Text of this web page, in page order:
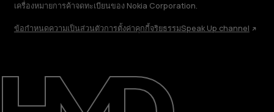
เกี่ยวกับ
ซ่อมแซม ใช้ซ้ำ รีไซเคิล
เครื่องหมายการค้าจดทะเบียนของ Nokia Corporation.
ข้อกำหนดความเป็นส่วนตัวการตั้งค่าคุกกี้จริยธรรมSpeak Up channel